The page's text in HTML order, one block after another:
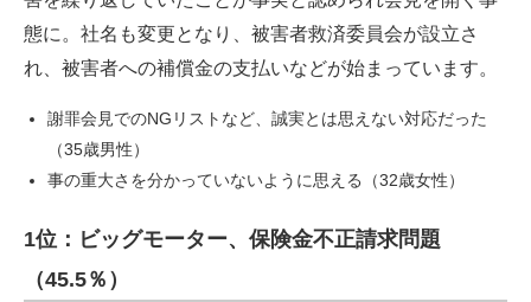
態に。社名も変更となり、被害者救済委員会が設立さ
れ、被害者への補償金の支払いなどが始まっています。
謝罪会見でのNGリストなど、誠実とは思えない対応だった
（35歳男性）
事の重大さを分かっていないように思える（32歳女性）
1位：ビッグモーター、保険金不正請求問題
（45.5％）